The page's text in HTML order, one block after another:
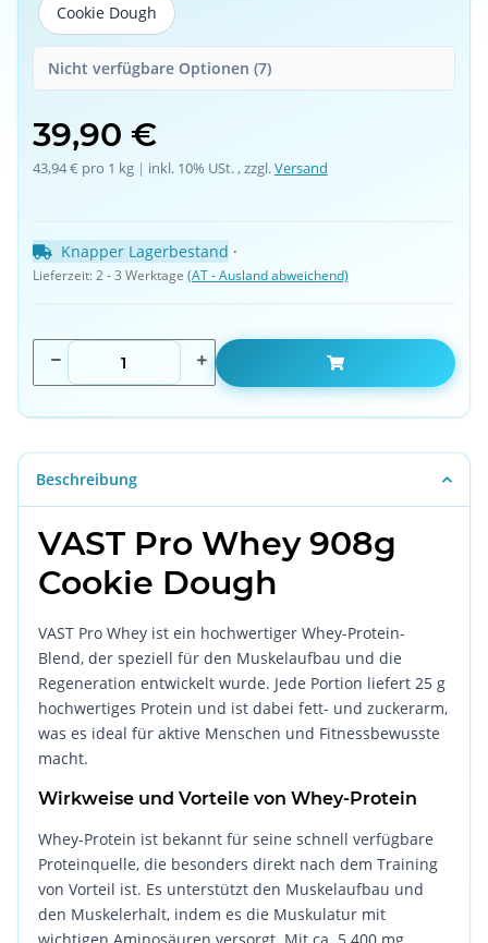
Cookie Dough
Cookie Dough
Nicht verfügbare Optionen (7)
39,90 €
43,94 € pro 1 kg | inkl. 10% USt. , zzgl.Versand
Knapper Lagerbestand ·
Lieferzeit:2 - 3 Werktage (AT - Ausland abweichend)
Beschreibung
VAST Pro Whey 908g
Cookie Dough
VAST Pro Whey ist ein hochwertiger Whey-Protein-
Blend, der speziell für den Muskelaufbau und die
Regeneration entwickelt wurde. Jede Portion liefert 25 g
hochwertiges Protein und ist dabei fett- und zuckerarm,
was es ideal für aktive Menschen und Fitnessbewusste
macht.
Wirkweise und Vorteile von Whey-Protein
Whey-Protein ist bekannt für seine schnell verfügbare
Proteinquelle, die besonders direkt nach dem Training
von Vorteil ist. Es unterstützt den Muskelaufbau und
den Muskelerhalt, indem es die Muskulatur mit